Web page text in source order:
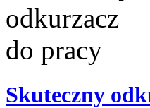
Skuteczny